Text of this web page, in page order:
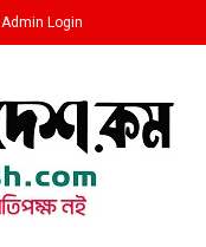
Admin Login